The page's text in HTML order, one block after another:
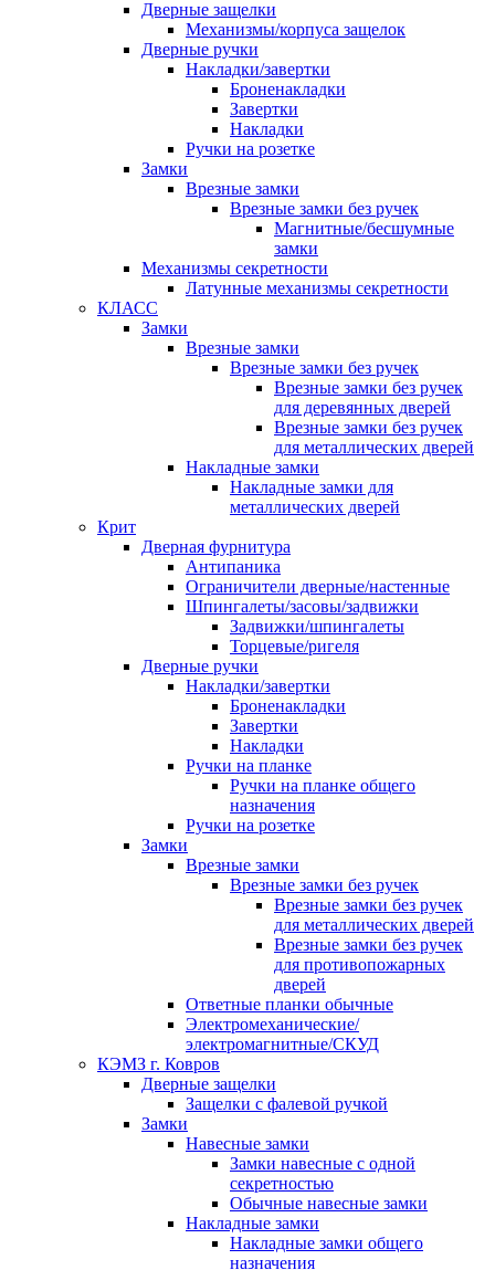
Дверные защелки
Механизмы/корпуса защелок
Дверные ручки
Накладки/завертки
Броненакладки
Завертки
Накладки
Ручки на розетке
Замки
Врезные замки
Врезные замки без ручек
Магнитные/бесшумные
замки
Механизмы секретности
Латунные механизмы секретности
КЛАСС
Замки
Врезные замки
Врезные замки без ручек
Врезные замки без ручек
для деревянных дверей
Врезные замки без ручек
для металлических дверей
Накладные замки
Накладные замки для
металлических дверей
Крит
Дверная фурнитура
Антипаника
Ограничители дверные/настенные
Шпингалеты/засовы/задвижки
Задвижки/шпингалеты
Торцевые/ригеля
Дверные ручки
Накладки/завертки
Броненакладки
Завертки
Накладки
Ручки на планке
Ручки на планке общего
назначения
Ручки на розетке
Замки
Врезные замки
Врезные замки без ручек
Врезные замки без ручек
для металлических дверей
Врезные замки без ручек
для противопожарных
дверей
Ответные планки обычные
Электромеханические/
электромагнитные/СКУД
КЭМЗ г. Ковров
Дверные защелки
Защелки с фалевой ручкой
Замки
Навесные замки
Замки навесные с одной
секретностью
Обычные навесные замки
Накладные замки
Накладные замки общего
назначения